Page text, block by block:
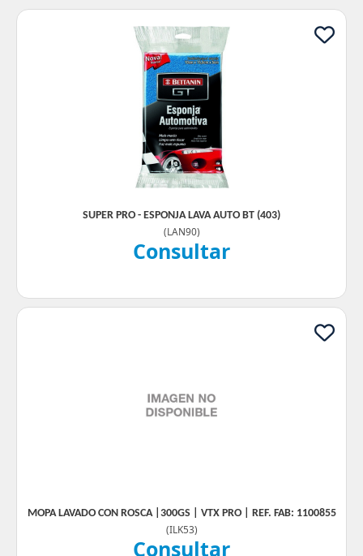
SUPER PRO - ESPONJA LAVA AUTO BT (403)
(LAN90)
Consultar
MOPA LAVADO CON ROSCA |300GS | VTX PRO | REF. FAB: 1100855
(ILK53)
Consultar